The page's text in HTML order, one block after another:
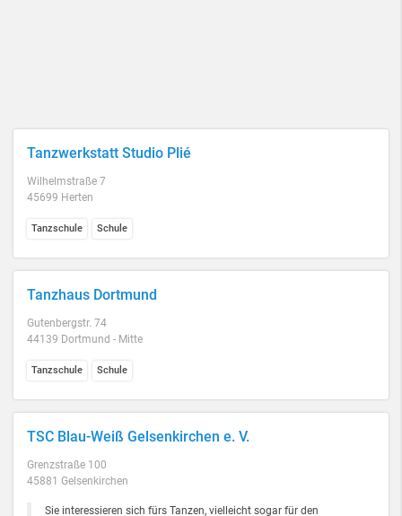
Tanzwerkstatt Studio Plié
Wilhelmstraße 7
45699 Herten
Tanzschule Schule
Tanzhaus Dortmund
Gutenbergstr. 74
44139 Dortmund - Mitte
Tanzschule Schule
TSC Blau-Weiß Gelsenkirchen e. V.
Grenzstraße 100
45881 Gelsenkirchen
Sie interessieren sich fürs Tanzen, vielleicht sogar für den